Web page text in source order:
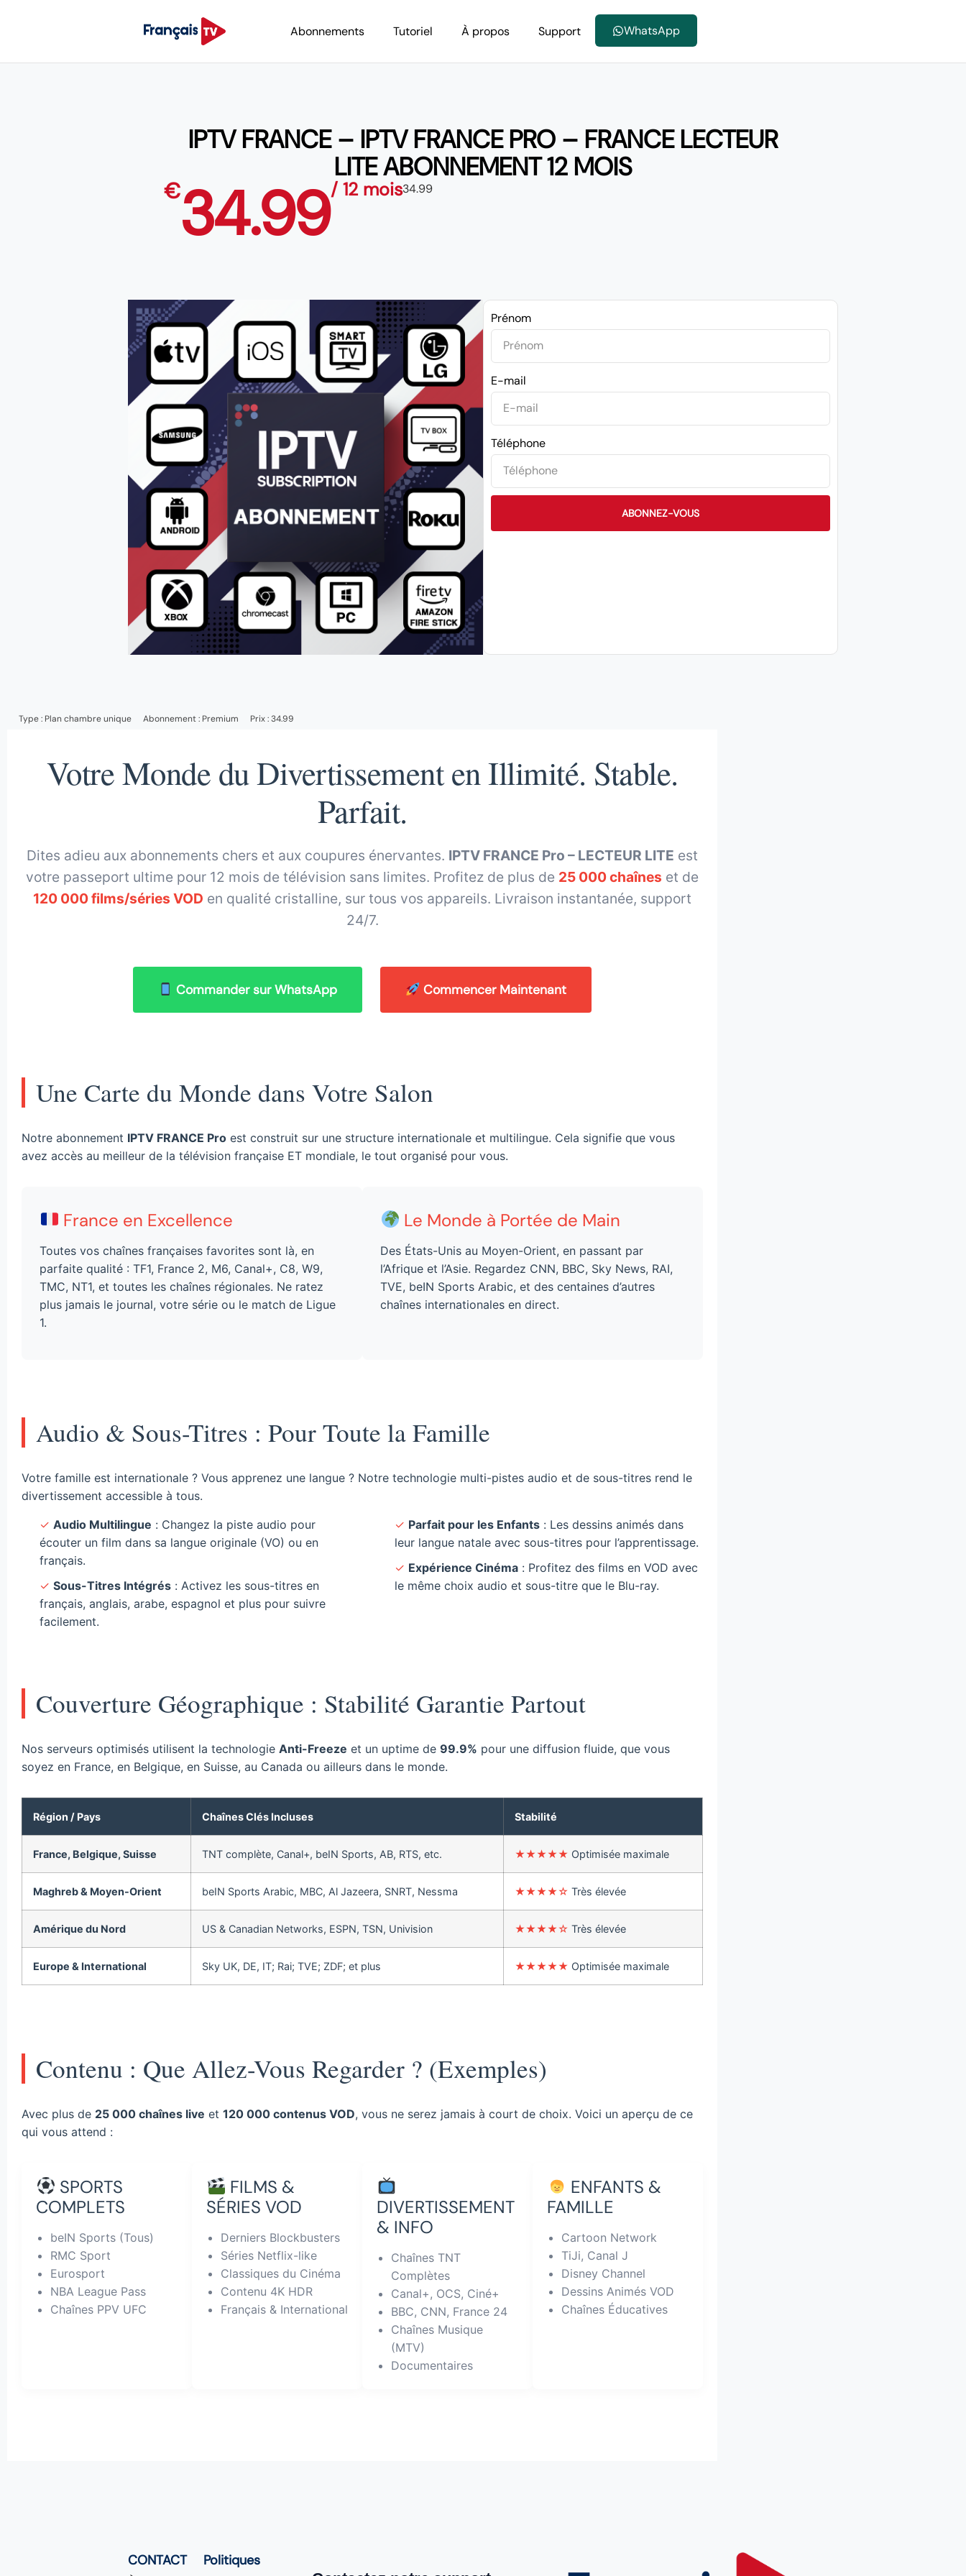
Abonnements Tutoriel À propos Support WhatsApp
IPTV FRANCE – IPTV FRANCE PRO – FRANCE LECTEUR
LITE ABONNEMENT 12 MOIS
€34.99/ 12 mois34.99
Prénom
E-mail
Téléphone
ABONNEZ-VOUS
Type : Plan chambre unique Abonnement : Premium Prix : 34.99
Votre Monde du Divertissement en Illimité. Stable.
Parfait.
Dites adieu aux abonnements chers et aux coupures énervantes. IPTV FRANCE Pro – LECTEUR LITE est
votre passeport ultime pour 12 mois de télévision sans limites. Profitez de plus de 25 000 chaînes et de
120 000 films/séries VOD en qualité cristalline, sur tous vos appareils. Livraison instantanée, support
24/7.
Commander sur WhatsApp Commencer Maintenant
Une Carte du Monde dans Votre Salon
Notre abonnement IPTV FRANCE Pro est construit sur une structure internationale et multilingue. Cela signifie que vous
avez accès au meilleur de la télévision française ET mondiale, le tout organisé pour vous.
France en Excellence
Toutes vos chaînes françaises favorites sont là, en
parfaite qualité : TF1, France 2, M6, Canal+, C8, W9,
TMC, NT1, et toutes les chaînes régionales. Ne ratez
plus jamais le journal, votre série ou le match de Ligue
1.
Le Monde à Portée de Main
Des États-Unis au Moyen-Orient, en passant par
l’Afrique et l’Asie. Regardez CNN, BBC, Sky News, RAI,
TVE, beIN Sports Arabic, et des centaines d’autres
chaînes internationales en direct.
Audio & Sous-Titres : Pour Toute la Famille
Votre famille est internationale ? Vous apprenez une langue ? Notre technologie multi-pistes audio et de sous-titres rend le
divertissement accessible à tous.
✓ Audio Multilingue : Changez la piste audio pour
écouter un film dans sa langue originale (VO) ou en
français.
✓ Sous-Titres Intégrés : Activez les sous-titres en
français, anglais, arabe, espagnol et plus pour suivre
facilement.
✓ Parfait pour les Enfants : Les dessins animés dans
leur langue natale avec sous-titres pour l’apprentissage.
✓ Expérience Cinéma : Profitez des films en VOD avec
le même choix audio et sous-titre que le Blu-ray.
Couverture Géographique : Stabilité Garantie Partout
Nos serveurs optimisés utilisent la technologie Anti-Freeze et un uptime de 99.9% pour une diffusion fluide, que vous
soyez en France, en Belgique, en Suisse, au Canada ou ailleurs dans le monde.
Région / Pays Chaînes Clés Incluses Stabilité
France, Belgique, Suisse TNT complète, Canal+, beIN Sports, AB, RTS, etc. ★★★★★ Optimisée maximale
Maghreb & Moyen-Orient beIN Sports Arabic, MBC, Al Jazeera, SNRT, Nessma ★★★★☆ Très élevée
Amérique du Nord US & Canadian Networks, ESPN, TSN, Univision ★★★★☆ Très élevée
Europe & International Sky UK, DE, IT; Rai; TVE; ZDF; et plus ★★★★★ Optimisée maximale
Contenu : Que Allez-Vous Regarder ? (Exemples)
Avec plus de 25 000 chaînes live et 120 000 contenus VOD, vous ne serez jamais à court de choix. Voici un aperçu de ce
qui vous attend :
SPORTS
COMPLETS
beIN Sports (Tous)
RMC Sport
Eurosport
NBA League Pass
Chaînes PPV UFC
FILMS &
SÉRIES VOD
Derniers Blockbusters
Séries Netflix-like
Classiques du Cinéma
Contenu 4K HDR
Français & International
DIVERTISSEMENT
& INFO
Chaînes TNT
Complètes
Canal+, OCS, Ciné+
BBC, CNN, France 24
Chaînes Musique
(MTV)
Documentaires
ENFANTS &
FAMILLE
Cartoon Network
TiJi, Canal J
Disney Channel
Dessins Animés VOD
Chaînes Éducatives
CONTACT Politiques